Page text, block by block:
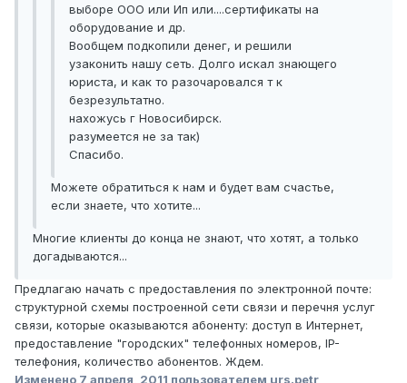
выборе ООО или Ип или....сертификаты на
оборудование и др.
Вообщем подкопили денег, и решили
узаконить нашу сеть. Долго искал знающего
юриста, и как то разочаровался т к
безрезультатно.
нахожусь г Новосибирск.
разумеется не за так)
Спасибо.
Можете обратиться к нам и будет вам счастье,
если знаете, что хотите...
Многие клиенты до конца не знают, что хотят, а только
догадываются...
Предлагаю начать с предоставления по электронной почте:
структурной схемы построенной сети связи и перечня услуг
связи, которые оказываются абоненту: доступ в Интернет,
предоставление "городских" телефонных номеров, IP-
телефония, количество абонентов. Ждем.
Изменено 7 апреля, 2011 пользователем urs.petr